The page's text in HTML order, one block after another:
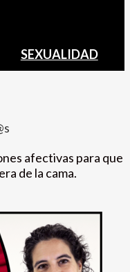
SEXUALIDAD
afectivas para que
de la cama.